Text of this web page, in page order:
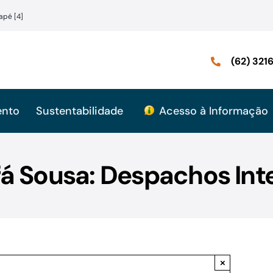
[4]
(62)
Sustentabilidade Acesso à Informação
Sousa: Despachos
×